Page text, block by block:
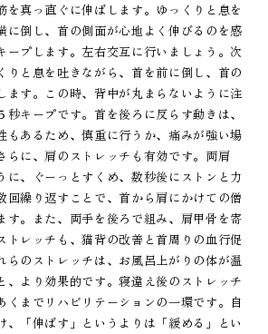
を真っ直ぐに伸ばします。ゆっくりと息を
に倒し、首の側面が心地よく伸びるのを感
ープします。左右交互に行いましょう。次
りと息を吐きながら、首を前に倒し、首の
ます。この時、背中が丸まらないように注
キープです。首を後ろに反らす動きは、
もあるため、慎重に行うか、痛みが強い場
らに、肩のストレッチも有効です。両肩
に、ぐーっとすくめ、数秒後にストンと力
回繰り返すことで、首から肩にかけての僧
す。また、両手を後ろで組み、肩甲骨を寄
トレッチも、猫背の改善と首周りの血行促
らのストレッチは、お風呂上がりの体が温
、より効果的です。寝違え後のストレッチ
くまでリハビリテーションの一環です。自
、「伸ばす」というよりは「緩める」とい